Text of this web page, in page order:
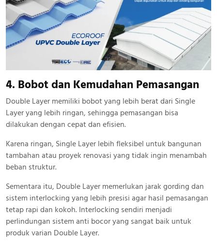
4. Bobot dan Kemudahan Pemasangan
Double Layer memiliki bobot yang lebih berat dari Single
Layer yang lebih ringan, sehingga pemasangan bisa
dilakukan dengan cepat dan efisien.
Karena ringan, Single Layer lebih fleksibel untuk bangunan
tambahan atau proyek renovasi yang tidak ingin menambah
beban struktur.
Sementara itu, Double Layer memerlukan jarak gording dan
sistem interlocking yang lebih presisi agar hasil pemasangan
tetap rapi dan kokoh. Interlocking sendiri menjadi
perlindungan sistem anti bocor yang sangat baik untuk
produk varian Double Layer.